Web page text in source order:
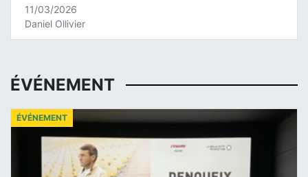
11/03/2026
Daniel Ollivier
ÉVÉNEMENT
ÉVÉNEMENT